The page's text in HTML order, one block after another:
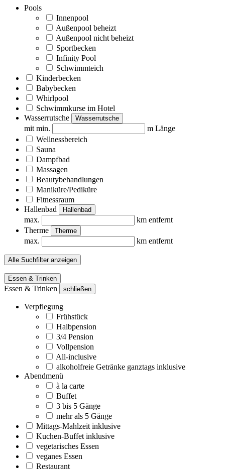
Pools
Innenpool
Außenpool beheizt
Außenpool nicht beheizt
Sportbecken
Infinity Pool
Schwimmteich
Kinderbecken
Babybecken
Whirlpool
Schwimmkurse im Hotel
Wasserrutsche
Wasserrutsche
mit min.
m Länge
Wellnessbereich
Sauna
Dampfbad
Massagen
Beautybehandlungen
Maniküre/Pediküre
Fitnessraum
Hallenbad
Hallenbad
max.
km entfernt
Therme
Therme
max. km entfernt
Alle Suchfilter anzeigen
Essen & Trinken
Essen & Trinken schließen
Verpflegung
Frühstück
Halbpension
3/4 Pension
Vollpension
All-inclusive
alkoholfreie Getränke ganztags inklusive
Abendmenü
à la carte
Buffet
3 bis 5 Gänge
mehr als 5 Gänge
Mittags-Mahlzeit inklusive
Kuchen-Buffet inklusive
vegetarisches Essen
veganes Essen
Restaurant